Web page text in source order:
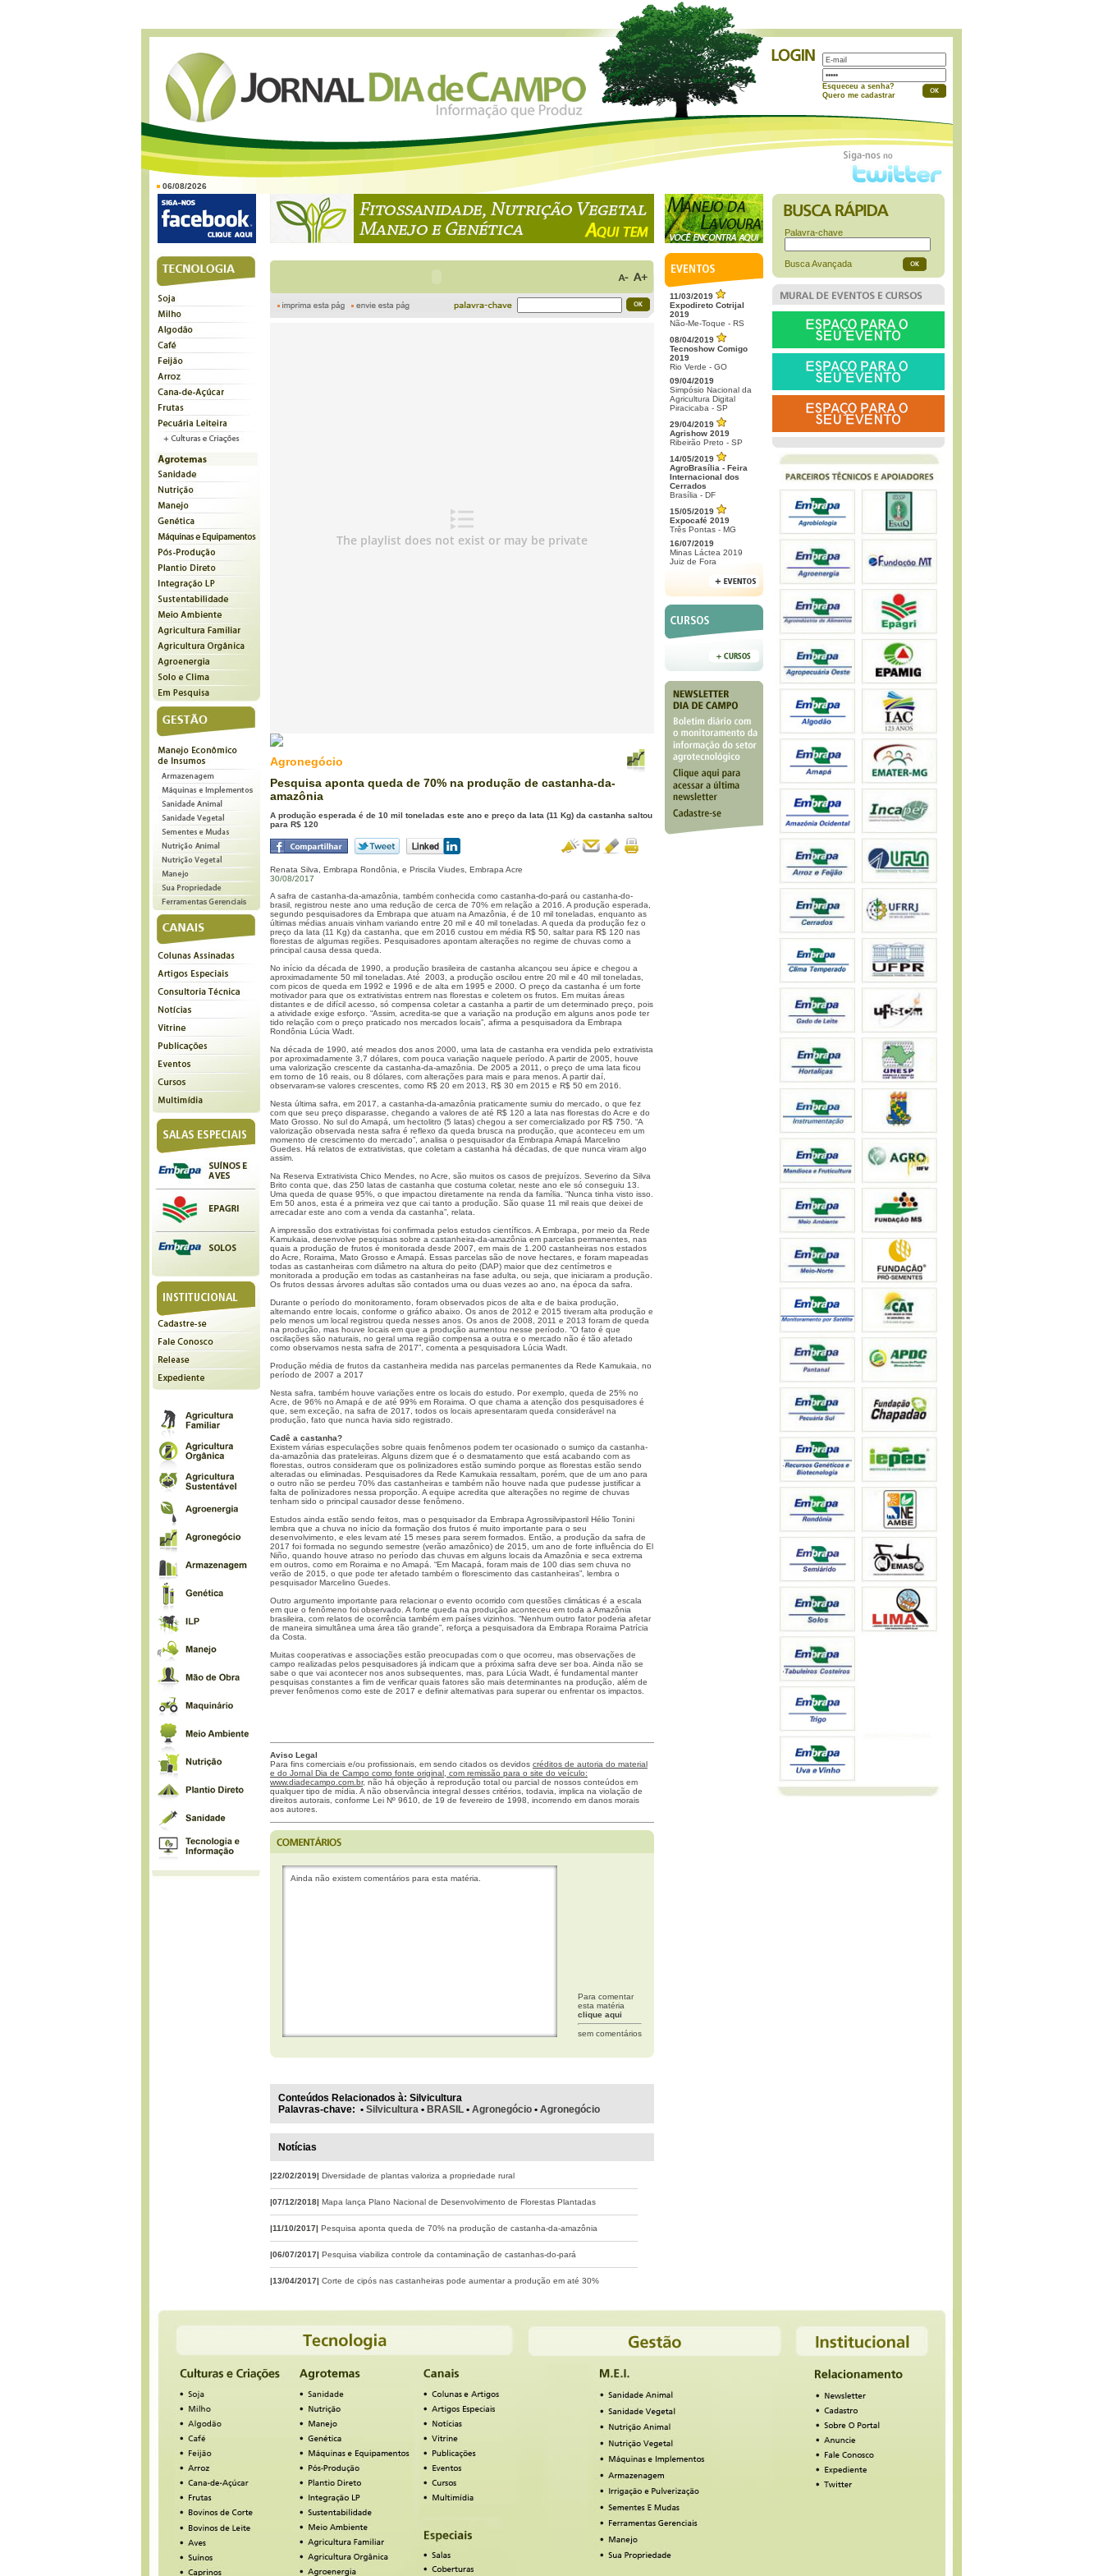
Esqueceu a senha?
Quero me cadastrar
06/08/2026
Agronegócio
Pesquisa aponta queda de 70% na produção de castanha-da-
amazônia
A produção esperada é de 10 mil toneladas este ano e preço da lata (11 Kg) da castanha saltou
para R$ 120
Renata Silva, Embrapa Rondônia, e Priscila Viudes, Embrapa Acre
30/08/2017
A safra de castanha-da-amazônia, também conhecida como castanha-do-pará ou castanha-do-
brasil, registrou neste ano uma redução de cerca de 70% em relação a 2016. A produção esperada,
segundo pesquisadores da Embrapa que atuam na Amazônia, é de 10 mil toneladas, enquanto as
últimas médias anuais vinham variando entre 20 mil e 40 mil toneladas. A queda da produção fez o
preço da lata (11 Kg) da castanha, que em 2016 custou em média R$ 50, saltar para R$ 120 nas
florestas de algumas regiões. Pesquisadores apontam alterações no regime de chuvas como a
principal causa dessa queda.
No início da década de 1990, a produção brasileira de castanha alcançou seu ápice e chegou a
aproximadamente 50 mil toneladas. Até 2003, a produção oscilou entre 20 mil e 40 mil toneladas,
com picos de queda em 1992 e 1996 e de alta em 1995 e 2000. O preço da castanha é um forte
motivador para que os extrativistas entrem nas florestas e coletem os frutos. Em muitas áreas
distantes e de difícil acesso, só compensa coletar a castanha a partir de um determinado preço, pois
a atividade exige esforço. “Assim, acredita-se que a variação na produção em alguns anos pode ter
tido relação com o preço praticado nos mercados locais”, afirma a pesquisadora da Embrapa
Rondônia Lúcia Wadt.
Na década de 1990, até meados dos anos 2000, uma lata de castanha era vendida pelo extrativista
por aproximadamente 3,7 dólares, com pouca variação naquele período. A partir de 2005, houve
uma valorização crescente da castanha-da-amazônia. De 2005 a 2011, o preço de uma lata ficou
em torno de 16 reais, ou 8 dólares, com alterações para mais e para menos. A partir daí,
observaram-se valores crescentes, como R$ 20 em 2013, R$ 30 em 2015 e R$ 50 em 2016.
Nesta última safra, em 2017, a castanha-da-amazônia praticamente sumiu do mercado, o que fez
com que seu preço disparasse, chegando a valores de até R$ 120 a lata nas florestas do Acre e do
Mato Grosso. No sul do Amapá, um hectolitro (5 latas) chegou a ser comercializado por R$ 750. “A
valorização observada nesta safra é reflexo da queda brusca na produção, que aconteceu em um
momento de crescimento do mercado”, analisa o pesquisador da Embrapa Amapá Marcelino
Guedes. Há relatos de extrativistas, que coletam a castanha há décadas, de que nunca viram algo
assim.
Na Reserva Extrativista Chico Mendes, no Acre, são muitos os casos de prejuízos. Severino da Silva
Brito conta que, das 250 latas de castanha que costuma coletar, neste ano ele só conseguiu 13.
Uma queda de quase 95%, o que impactou diretamente na renda da família. “Nunca tinha visto isso.
Em 50 anos, esta é a primeira vez que cai tanto a produção. São quase 11 mil reais que deixei de
arrecadar este ano com a venda da castanha”, relata.
A impressão dos extrativistas foi confirmada pelos estudos científicos. A Embrapa, por meio da Rede
Kamukaia, desenvolve pesquisas sobre a castanheira-da-amazônia em parcelas permanentes, nas
quais a produção de frutos é monitorada desde 2007, em mais de 1.200 castanheiras nos estados
do Acre, Roraima, Mato Grosso e Amapá. Essas parcelas são de nove hectares, e foram mapeadas
todas as castanheiras com diâmetro na altura do peito (DAP) maior que dez centímetros e
monitorada a produção em todas as castanheiras na fase adulta, ou seja, que iniciaram a produção.
Os frutos dessas árvores adultas são contados uma ou duas vezes ao ano, na época da safra.
Durante o período do monitoramento, foram observados picos de alta e de baixa produção,
alternando entre locais, conforme o gráfico abaixo. Os anos de 2012 e 2015 tiveram alta produção e
pelo menos um local registrou queda nesses anos. Os anos de 2008, 2011 e 2013 foram de queda
na produção, mas houve locais em que a produção aumentou nesse período. “O fato é que
oscilações são naturais, no geral uma região compensa a outra e o mercado não é tão afetado
como observamos nesta safra de 2017”, comenta a pesquisadora Lúcia Wadt.
Produção média de frutos da castanheira medida nas parcelas permanentes da Rede Kamukaia, no
período de 2007 a 2017
Nesta safra, também houve variações entre os locais do estudo. Por exemplo, queda de 25% no
Acre, de 96% no Amapá e de até 99% em Roraima. O que chama a atenção dos pesquisadores é
que, sem exceção, na safra de 2017, todos os locais apresentaram queda considerável na
produção, fato que nunca havia sido registrado.
Cadê a castanha?
Existem várias especulações sobre quais fenômenos podem ter ocasionado o sumiço da castanha-
da-amazônia das prateleiras. Alguns dizem que é o desmatamento que está acabando com as
florestas, outros consideram que os polinizadores estão sumindo porque as florestas estão sendo
alteradas ou eliminadas. Pesquisadores da Rede Kamukaia ressaltam, porém, que de um ano para
o outro não se perdeu 70% das castanheiras e também não houve nada que pudesse justificar a
falta de polinizadores nessa proporção. A equipe acredita que alterações no regime de chuvas
tenham sido o principal causador desse fenômeno.
Estudos ainda estão sendo feitos, mas o pesquisador da Embrapa Agrossilvipastoril Hélio Tonini
lembra que a chuva no início da formação dos frutos é muito importante para o seu
desenvolvimento, e eles levam até 15 meses para serem formados. Então, a produção da safra de
2017 foi formada no segundo semestre (verão amazônico) de 2015, um ano de forte influência do El
Niño, quando houve atraso no período das chuvas em alguns locais da Amazônia e seca extrema
em outros, como em Roraima e no Amapá. “Em Macapá, foram mais de 100 dias sem chuva no
verão de 2015, o que pode ter afetado também o florescimento das castanheiras”, lembra o
pesquisador Marcelino Guedes.
Outro argumento importante para relacionar o evento ocorrido com questões climáticas é a escala
em que o fenômeno foi observado. A forte queda na produção aconteceu em toda a Amazônia
brasileira, com relatos de ocorrência também em países vizinhos. “Nenhum outro fator poderia afetar
de maneira simultânea uma área tão grande”, reforça a pesquisadora da Embrapa Roraima Patrícia
da Costa.
Muitas cooperativas e associações estão preocupadas com o que ocorreu, mas observações de
campo realizadas pelos pesquisadores já indicam que a próxima safra deve ser boa. Ainda não se
sabe o que vai acontecer nos anos subsequentes, mas, para Lúcia Wadt, é fundamental manter
pesquisas constantes a fim de verificar quais fatores são mais determinantes na produção, além de
prever fenômenos como este de 2017 e definir alternativas para superar ou enfrentar os impactos.
Aviso Legal
Para fins comerciais e/ou profissionais, em sendo citados os devidos créditos de autoria do material
e do Jornal Dia de Campo como fonte original, com remissão para o site do veículo:
www.diadecampo.com.br, não há objeção à reprodução total ou parcial de nossos conteúdos em
qualquer tipo de mídia. A não observância integral desses critérios, todavia, implica na violação de
direitos autorais, conforme Lei Nº 9610, de 19 de fevereiro de 1998, incorrendo em danos morais
aos autores.
Ainda não existem comentários para esta matéria.
Para comentar
esta matéria
clique aqui
sem comentários
Conteúdos Relacionados à: Silvicultura
Palavras-chave: • Silvicultura • BRASIL • Agronegócio • Agronegócio
Notícias
|22/02/2019| Diversidade de plantas valoriza a propriedade rural
|07/12/2018| Mapa lança Plano Nacional de Desenvolvimento de Florestas Plantadas
|11/10/2017| Pesquisa aponta queda de 70% na produção de castanha-da-amazônia
|06/07/2017| Pesquisa viabiliza controle da contaminação de castanhas-do-pará
|13/04/2017| Corte de cipós nas castanheiras pode aumentar a produção em até 30%
11/03/2019
Expodireto Cotrijal
2019
Não-Me-Toque - RS
08/04/2019
Tecnoshow Comigo
2019
Rio Verde - GO
09/04/2019
Simpósio Nacional da
Agricultura Digital
Piracicaba - SP
29/04/2019
Agrishow 2019
Ribeirão Preto - SP
14/05/2019
AgroBrasília - Feira
Internacional dos
Cerrados
Brasília - DF
15/05/2019
Expocafé 2019
Três Pontas - MG
16/07/2019
Minas Láctea 2019
Juiz de Fora
Palavra-chave
Busca Avançada